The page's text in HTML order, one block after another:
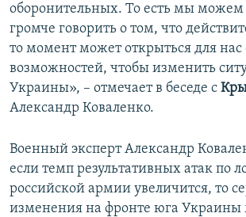
оборонительных. То есть мы можем
громче говорить о том, что
то момент может открыться для нас
возможностей, чтобы изменить
Украины», – отмечает в беседе с
Александр Коваленко.
Военный эксперт Александр
если темп результативных атак по
российской армии увеличится, то
изменения на фронте юга Украины